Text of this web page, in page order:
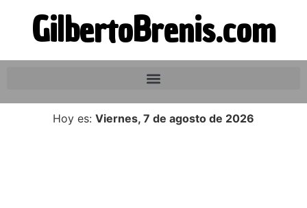
GilbertoBrenis.com
Hoy es: Viernes, 7 de agosto de 2026